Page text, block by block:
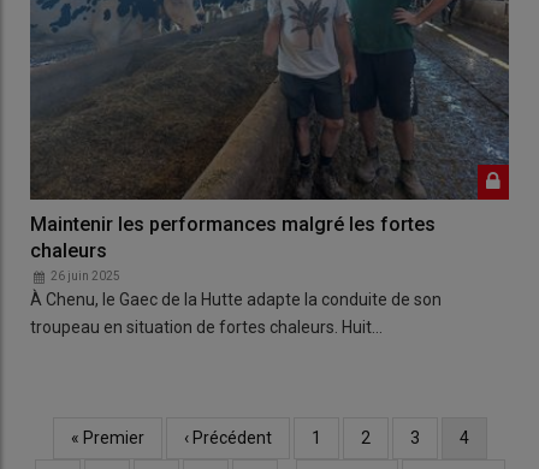
Maintenir les performances malgré les fortes
chaleurs
26 juin 2025
À Chenu, le Gaec de la Hutte adapte la conduite de son
troupeau en situation de fortes chaleurs. Huit…
Première
« Premier
Page
‹ Précédent Page
1 Page
2 Page
3
Page
4